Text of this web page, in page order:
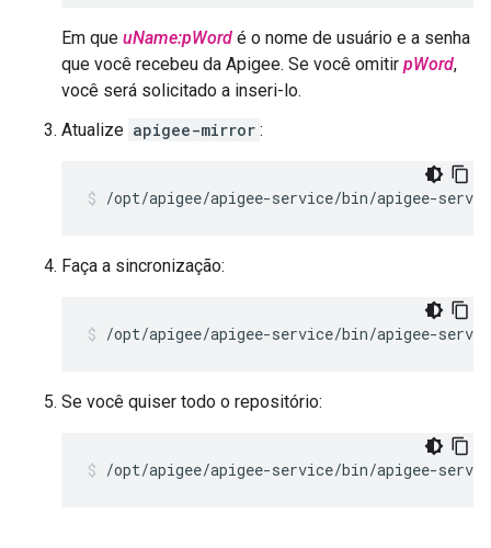
Em que uName:pWord é o nome de usuário e a senha
que você recebeu da Apigee. Se você omitir pWord,
você será solicitado a inseri-lo.
Atualize apigee-mirror :
/opt/apigee/apigee-service/bin/apigee-
Faça a sincronização:
/opt/apigee/apigee-service/bin/apigee-
Se você quiser todo o repositório:
/opt/apigee/apigee-service/bin/apigee-